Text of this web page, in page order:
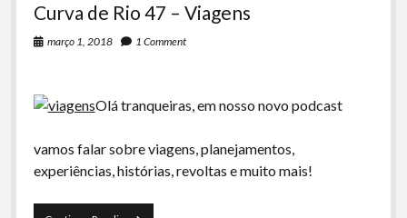
Arquivo CDR
Curva de Rio 47 – Viagens
março 1, 2018 1 Comment
Olá tranqueiras, em nosso novo podcast
vamos falar sobre viagens, planejamentos,
experiências, histórias, revoltas e muito mais!